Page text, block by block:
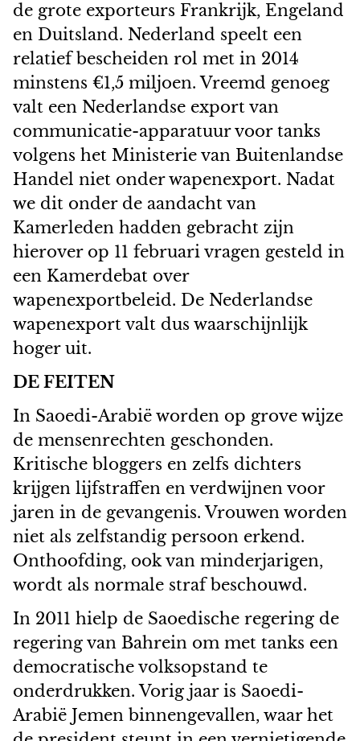
de grote exporteurs Frankrijk, Engeland
en Duitsland. Nederland speelt een
relatief bescheiden rol met in 2014
minstens €1,5 miljoen. Vreemd genoeg
valt een Nederlandse export van
communicatie-apparatuur voor tanks
volgens het Ministerie van Buitenlandse
Handel niet onder wapenexport. Nadat
we dit onder de aandacht van
Kamerleden hadden gebracht zijn
hierover op 11 februari vragen gesteld in
een Kamerdebat over
wapenexportbeleid. De Nederlandse
wapenexport valt dus waarschijnlijk
hoger uit.
DE FEITEN
In Saoedi-Arabië worden op grove wijze
de mensenrechten geschonden.
Kritische bloggers en zelfs dichters
krijgen lijfstraffen en verdwijnen voor
jaren in de gevangenis. Vrouwen worden
niet als zelfstandig persoon erkend.
Onthoofding, ook van minderjarigen,
wordt als normale straf beschouwd.
In 2011 hielp de Saoedische regering de
regering van Bahrein om met tanks een
democratische volksopstand te
onderdrukken. Vorig jaar is Saoedi-
Arabië Jemen binnengevallen, waar het